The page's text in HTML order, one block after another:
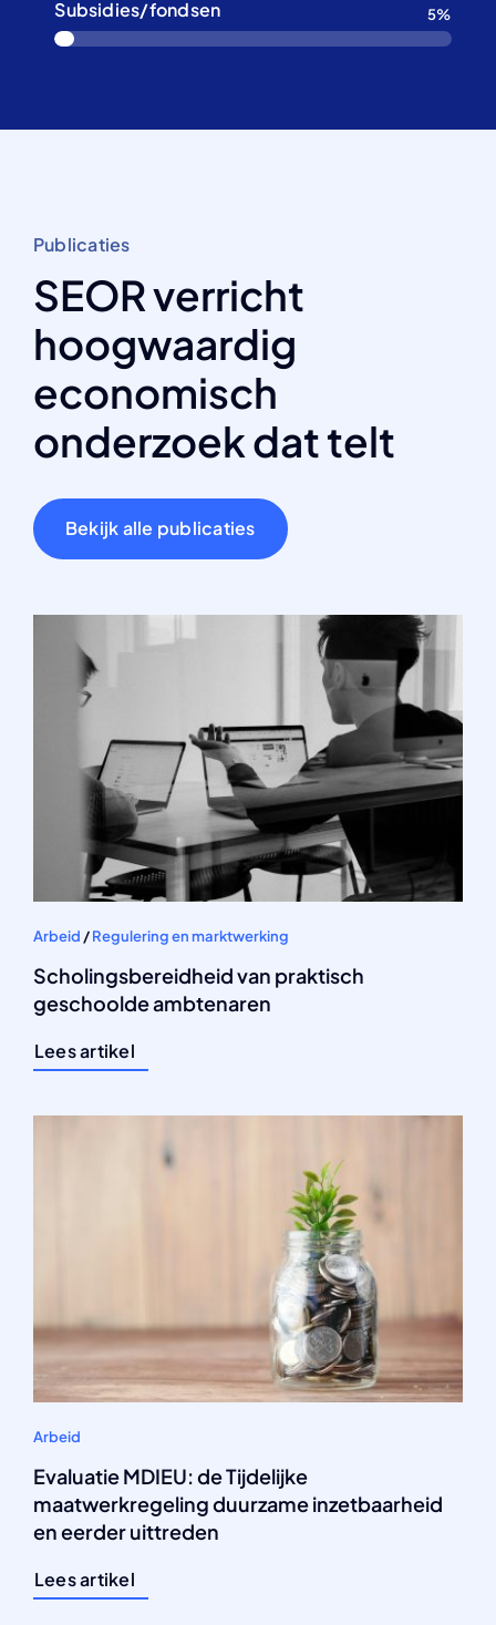
Subsidies/fondsen 5%
Publicaties
SEOR verricht
hoogwaardig
economisch
onderzoek dat telt
Bekijk alle publicaties
Arbeid /Regulering en marktwerking
Scholingsbereidheid van praktisch
geschoolde ambtenaren
Lees artikel
Arbeid
Evaluatie MDIEU: de Tijdelijke
maatwerkregeling duurzame inzetbaarheid
en eerder uittreden
Lees artikel